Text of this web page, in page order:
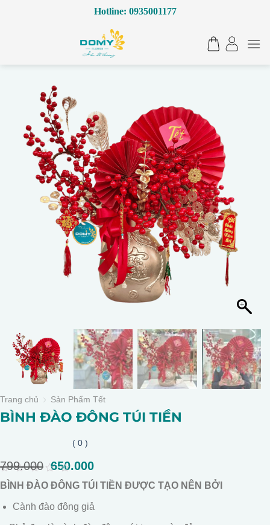
Hotline: 0935001177
Trang chủ Sản Phẩm Tết
BÌNH ĐÀO ĐÔNG TÚI TIỀN
0
out
5
( 0 )
799.000 Giá
gốc
là:
799.000.
650.000
hiện
tại
650.000.
BÌNH ĐÀO ĐÔNG TÚI TIỀN ĐƯỢC TẠO NÊN BỞI
Cành đào đông giả